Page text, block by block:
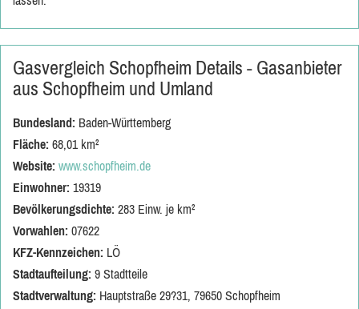
Gasvergleich Schopfheim Details - Gasanbieter
aus Schopfheim und Umland
Bundesland: Baden-Württemberg
Fläche: 68,01 km²
Website: www.schopfheim.de
Einwohner: 19319
Bevölkerungsdichte: 283 Einw. je km²
Vorwahlen: 07622
KFZ-Kennzeichen: LÖ
Stadtaufteilung: 9 Stadtteile
Stadtverwaltung: Hauptstraße 29?31, 79650 Schopfheim